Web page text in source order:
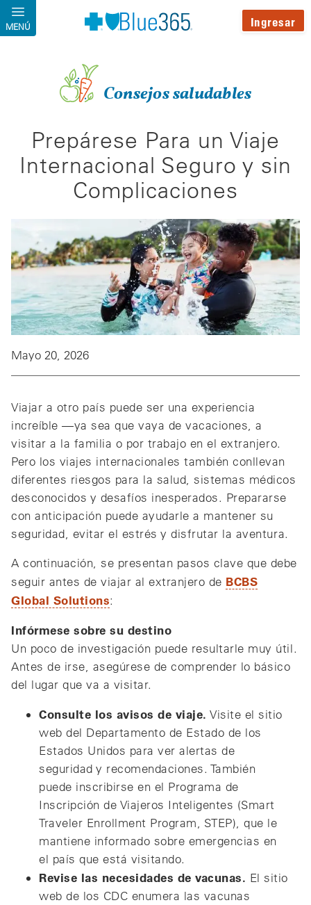
Pasar al contenido principal
MENÚ Ingresar
Consejos saludables
Prepárese Para un Viaje
Internacional Seguro y sin
Complicaciones
Mayo 20, 2026
Viajar a otro país puede ser una experiencia
increíble —ya sea que vaya de vacaciones, a
visitar a la familia o por trabajo en el extranjero.
Pero los viajes internacionales también conllevan
diferentes riesgos para la salud, sistemas médicos
desconocidos y desafíos inesperados. Prepararse
con anticipación puede ayudarle a mantener su
seguridad, evitar el estrés y disfrutar la aventura.
A continuación, se presentan pasos clave que debe
seguir antes de viajar al extranjero de BCBS
Global Solutions:
Infórmese sobre su destino
Un poco de investigación puede resultarle muy útil.
Antes de irse, asegúrese de comprender lo básico
del lugar que va a visitar.
Consulte los avisos de viaje. Visite el sitio
web del Departamento de Estado de los
Estados Unidos para ver alertas de
seguridad y recomendaciones. También
puede inscribirse en el Programa de
Inscripción de Viajeros Inteligentes (Smart
Traveler Enrollment Program, STEP), que le
mantiene informado sobre emergencias en
el país que está visitando.
Revise las necesidades de vacunas. El sitio
web de los CDC enumera las vacunas